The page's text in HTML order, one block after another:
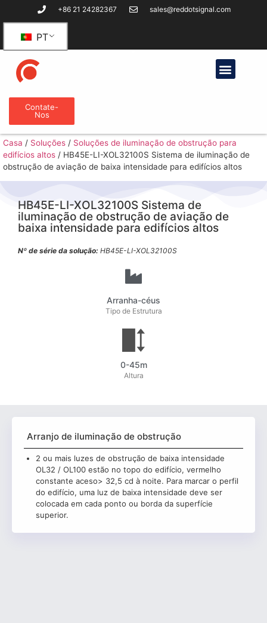
+86 21 24282367 sales@reddotsignal.com
PT
Contate-
Nos
Casa / Soluções / Soluções de iluminação de obstrução para
edifícios altos / HB45E-LI-XOL32100S Sistema de iluminação de
obstrução de aviação de baixa intensidade para edifícios altos
HB45E-LI-XOL32100S Sistema de
iluminação de obstrução de aviação de
baixa intensidade para edifícios altos
Nº de série da solução: HB45E-LI-XOL32100S
Arranha-céus
Tipo de Estrutura
0-45m
Altura
Arranjo de iluminação de obstrução
2 ou mais luzes de obstrução de baixa intensidade
OL32 / OL100 estão no topo do edifício, vermelho
constante aceso> 32,5 cd à noite. Para marcar o perfil
do edifício, uma luz de baixa intensidade deve ser
colocada em cada ponto ou borda da superfície
superior.